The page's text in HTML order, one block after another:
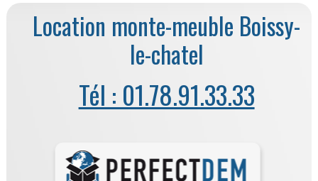
Location monte-meuble Boissy-
le-chatel
Tél : 01.78.91.33.33